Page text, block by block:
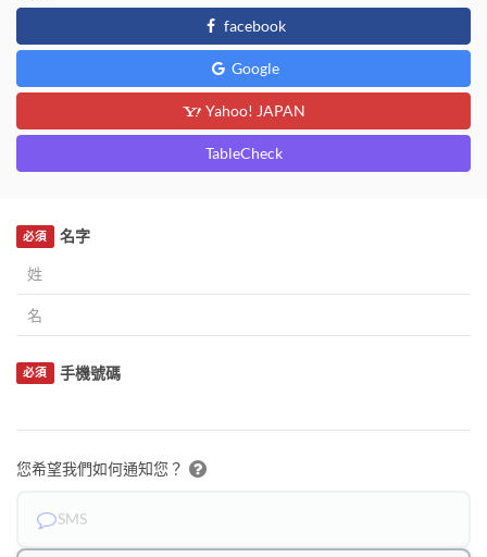
facebook
Google
Yahoo! JAPAN
TableCheck
名字
必須
手機號碼
必須
您希望我們如何通知您？
SMS